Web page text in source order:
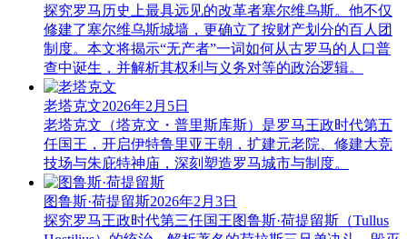
探究罗马历史上最具远见的改革者塞尔维乌斯。他不仅
修建了塞尔维乌斯城墙，更确立了按财产划分的百人团
制度。本文将揭示“无产者”一词如何从古罗马的人口普
查中诞生，并解析其权利与义务对等的政治逻辑。
老塔克文2026年2月5日
老塔克文（塔克文・普里斯库斯）是罗马王政时代第五
任国王，开启伊特鲁里亚王朝，扩建元老院、修建大竞
技场与朱庇特神庙，深刻塑造罗马城市与制度。
图鲁斯·荷提留斯2026年2月3日
探究罗马王政时代第三任国王图鲁斯·荷提留斯（Tullus